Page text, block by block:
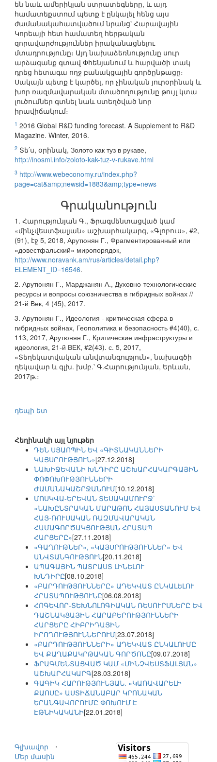
են նաև ամերիկյան ստրատեգները, և այդ
համատեքստում պետք է ընկալել հենց այս
ժամանակահատվածում նրանց՝ Հարավային
Կորեայի հետ համատեղ հերթական
զորավարժություններ իրականացնելու
մտադրությունը։ Այդ նախաձեռնությունը սուր
արձագանք գտավ Փհենյանում և հարվածի տակ
դրեց հետագա ողջ բանակցային գործընթացը։
Սակայն պետք է կարծել, որ չինական յուրօրինակ և
խոր ռազմավարական մտածողությունը թույլ կտա
լուծումներ գտնել նաև ստեղծված նոր
իրավիճակում։
1 2016 Global R&D funding forecast. A Supplement to R&D
Magazine. Winter, 2016.
2 Տե՛ս, օրինակ, Золото как туз в рукаве,
http://inosmi.info/zoloto-kak-tuz-v-rukave.html
3 http://www.webeconomy.ru/index.php?
page=cat&amp;newsid=1883&amp;type=news
Գրականություն
1. Հարությունյան Գ., Ֆրագմենտացված կամ
«մինչվեստֆալյան» աշխարհակարգ, «Գլոբուս», #2,
(91), էջ 5, 2018, Арутюнян Г., Фрагментированный или
«довестфальский» миропорядок,
http://www.noravank.am/rus/articles/detail.php?
ELEMENT_ID=16546.
2. Арутюнян Г., Марджанян А., Духовно-технологические
ресурсы и вопросы союзничества в гибридных войнах //
21-й Век, 4 (45), 2017.
3. Арутюнян Г., Идеология - критическая сфера в
гибридных войнах, Геополитика и безопасность #4(40), с.
113, 2017, Арутюнян Г., Критические инфраструктуры и
идеология, 21-й ВЕК, #2(43). с. 5, 2017,
«Տեղեկատվական անվտանգություն», նախագծի
ղեկավար և գլխ. խմբ.՝ Գ.Հարությունյան, Երևան,
2017թ.։
դեպի ետ
Հեղինակի այլ նյութեր
ԴԵՆ ՍՅԱՈՊԻՆ ԵՎ «ԳԻՏՆԱԿԱՆՆԵՐԻ
ԿԱՅՍՐՈՒԹՅՈՒՆ»[27.12.2018]
ՆԱԽԻՋԵՎԱՆԻ ԽՆԴԻՐԸ ԱՇԽԱՐՀԱԿԱՐԳԱՅԻՆ
ՓՈՓՈԽՈՒԹՅՈՒՆՆԵՐԻ
ԺԱՄԱՆԱԿԱՇՐՋԱՆՈՒՄ[10.12.2018]
ՄՈՍԿՎԱ-ԵՐԵՎԱՆ ՏԵՍԱԿԱՄՈՒՐՋ՝
«ՆԱԽԸՆՏՐԱԿԱՆ ՄԱՐԱԹՈՆ ՀԱՅԱՍՏԱՆՈՒՄ ԵՎ
ՀԱՅ-ՌՈՒՍԱԿԱՆ ՌԱԶՄԱՎԱՐԱԿԱՆ
ՀԱՄԱԳՈՐԾԱԿՑՈՒԹՅԱՆ ՀՐԱՏԱՊ
ՀԱՐՑԵՐԸ»[27.11.2018]
«ԳԱՂՈՒԹՆԵՐ», «ԿԱՅՍՐՈՒԹՅՈՒՆՆԵՐ» ԵՎ
ԱՆՎՏԱՆԳՈՒԹՅՈՒՆ[20.11.2018]
ԱՊԱԳԱՅԻՆ ՊԱՏՐԱՍՏ ԼԻՆԵԼՈՒ
ԽՆԴԻՐԸ[08.10.2018]
«ԲԱՐԴՈՒԹՅՈՒՆՆԵՐԸ» ԱԴԵԿՎԱՏ ԸՆԿԱԼԵԼՈՒ
ՀՐԱՏԱՊՈՒԹՅՈՒՆԸ[06.08.2018]
ՀՈԳԵՎՈՐ-ՏԵԽՆՈԼՈԳԻԱԿԱՆ ՌԵՍՈՒՐՍՆԵՐԸ ԵՎ
ԴԱՇՆԱԿՑԱՅԻՆ ՀԱՐԱԲԵՐՈՒԹՅՈՒՆՆԵՐԻ
ՀԱՐՑԵՐԸ ՀԻԲՐԻԴԱՅԻՆ
ԻՐՈՂՈՒԹՅՈՒՆՆԵՐՈՒՄ[23.07.2018]
«ԲԱՐԴՈՒԹՅՈՒՆՆԵՐԻ» ԱԴԵԿՎԱՏ ԸՆԿԱԼՈՒՄԸ
ԵՎ ՔԱՂԱՔԱԿՐԹԱԿԱՆ ԳՈՐԾՈՆԸ[09.07.2018]
ՖՐԱԳՄԵՆՏԱՑՎԱԾ ԿԱՄ «ՄԻՆՉՎԵՍՏՖԱԼՅԱՆ»
ԱՇԽԱՐՀԱԿԱՐԳ[28.03.2018]
ԳԱԳԻԿ ՀԱՐՈՒԹՅՈՒՆՅԱՆ. «ԿԱՌԱՎԱՐԵԼԻ
ՔԱՈՍԸ» ԱՍՏԻՃԱՆԱԲԱՐ ԿՐՈՆԱԿԱՆ
ԵՐԱՆԳԱՎՈՐՈՒՄԸ ՓՈԽՈՒՄ Է
ԷԹՆԻԿԱԿԱՆԻ[22.01.2018]
Գլխավոր
⋅
Մեր մասին